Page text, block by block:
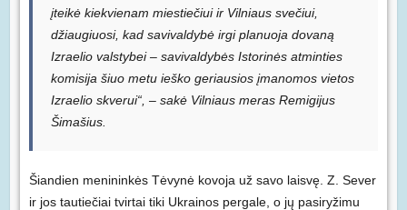
įteikė kiekvienam miestiečiui ir Vilniaus svečiui,
džiaugiuosi, kad savivaldybė irgi planuoja dovaną
Izraelio valstybei – savivaldybės Istorinės atminties
komisija šiuo metu ieško geriausios įmanomos vietos
Izraelio skverui“, – sakė Vilniaus meras Remigijus
Šimašius.
Šiandien menininkės Tėvynė kovoja už savo laisvę. Z. Sever
ir jos tautiečiai tvirtai tiki Ukrainos pergale, o jų pasiryžimu